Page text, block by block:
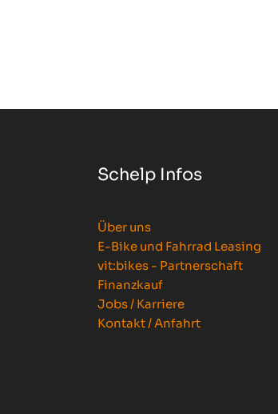
Schelp Infos
Über uns
E-Bike und Fahrrad Leasing
vit:bikes - Partnerschaft
Finanzkauf
Jobs / Karriere
Kontakt / Anfahrt